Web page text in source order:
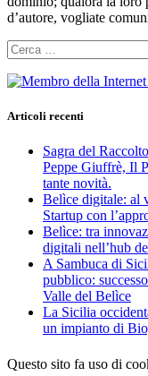
d’autore, vogliate
Ricerca
per:
Articoli recenti
Sagra del
Peppe Giuffrè, Il
tante novità.
Belìce digitale: al
Startup con
Belìce: tra
digitali nell’hub
A Sambuca di
pubblico:
Valle del Belìce
La Sicilia
un impianto di
Questo sito fa uso di